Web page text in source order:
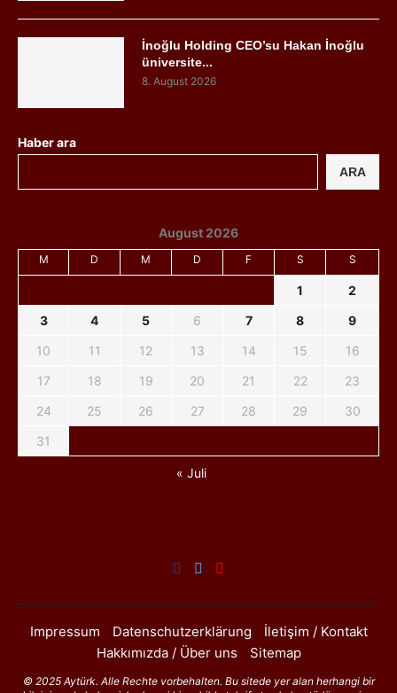
İnoğlu Holding CEO’su Hakan İnoğlu
üniversite...
8. August 2026
Haber ara
ARA
August 2026
M D M D F S S
1
2
3
4 5 6 7 8
9
10
11 12 13 14 15
16
17
18 19 20 21 22
23
24
25 26 27 28 29
30
31
« Juli
Impressum Datenschutzerklärung
İletişim / Kontakt
Hakkımızda / Über uns
Sitemap
© 2025 Aytürk. Alle Rechte vorbehalten. Bu sitede yer alan herhangi bir